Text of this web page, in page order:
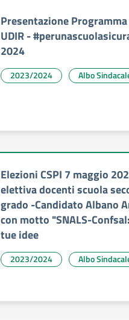
Presentazione
UDIR -
2024
2023/2024 Albo
Elezioni CSPI 7 maggio
elettiva docenti scuola
grado -Candidato Albano
con motto "SNALS-
tue idee
2023/2024 Albo